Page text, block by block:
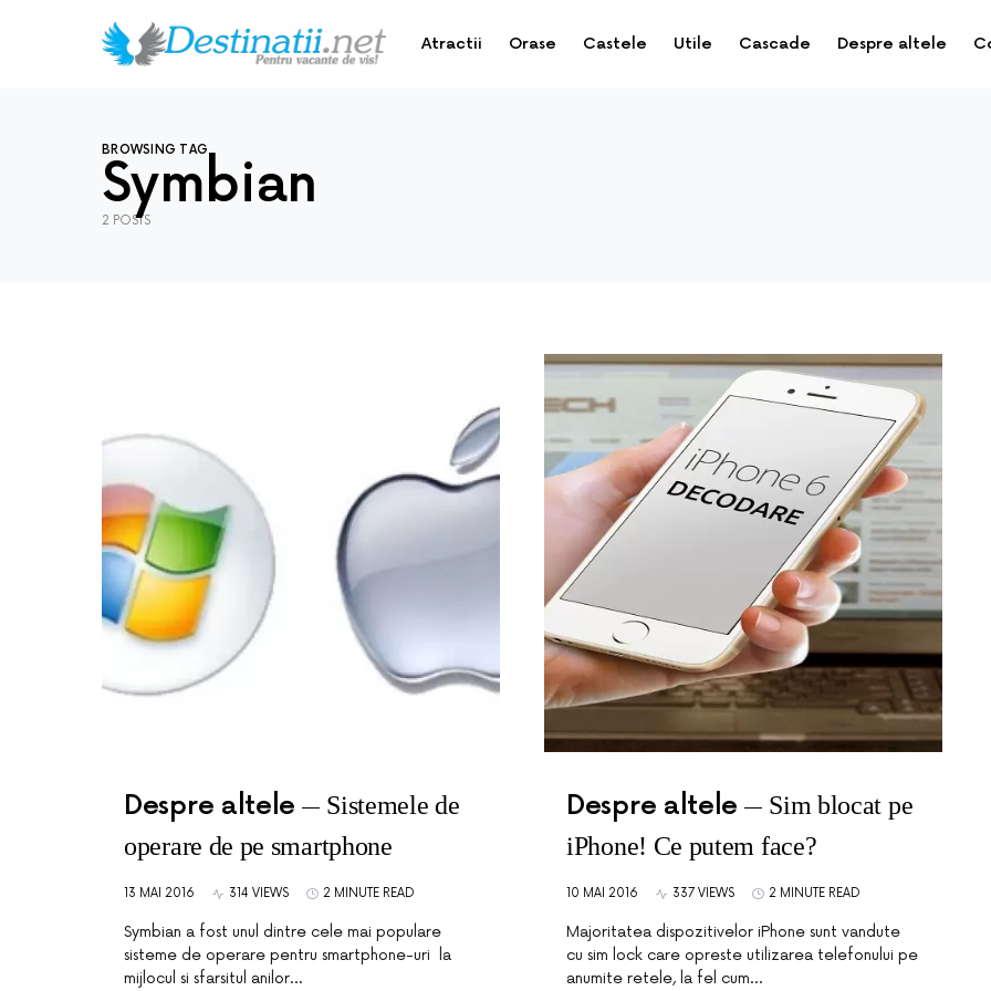
Atractii Orase Castele Utile Cascade Despre altele
BROWSING TAG
Symbian
2 POSTS
Despre altele
Sistemele de
operare de pe smartphone
13 MAI 2016 314 VIEWS 2 MINUTE READ
Symbian a fost unul dintre cele mai populare
sisteme de operare pentru smartphone-uri la
mijlocul si sfarsitul anilor…
Despre altele
Sim blocat pe
iPhone! Ce putem face?
10 MAI 2016 337 VIEWS 2 MINUTE READ
Majoritatea dispozitivelor iPhone sunt vandute
cu sim lock care opreste utilizarea telefonului pe
anumite retele, la fel cum…